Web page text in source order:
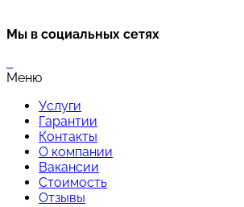
Мы в социальных сетях
Меню
Услуги
Гарантии
Контакты
О компании
Вакансии
Стоимость
Отзывы